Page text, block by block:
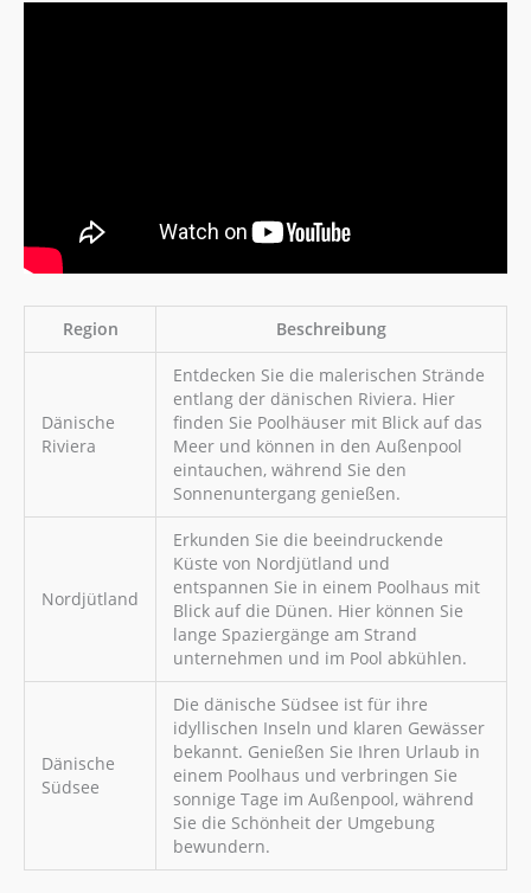
Region Beschreibung
Dänische
Riviera
Entdecken Sie die malerischen Strände
entlang der dänischen Riviera. Hier
finden Sie Poolhäuser mit Blick auf das
Meer und können in den Außenpool
eintauchen, während Sie den
Sonnenuntergang genießen.
Nordjütland
Erkunden Sie die beeindruckende
Küste von Nordjütland und
entspannen Sie in einem Poolhaus mit
Blick auf die Dünen. Hier können Sie
lange Spaziergänge am Strand
unternehmen und im Pool abkühlen.
Dänische
Südsee
Die dänische Südsee ist für ihre
idyllischen Inseln und klaren Gewässer
bekannt. Genießen Sie Ihren Urlaub in
einem Poolhaus und verbringen Sie
sonnige Tage im Außenpool, während
Sie die Schönheit der Umgebung
bewundern.